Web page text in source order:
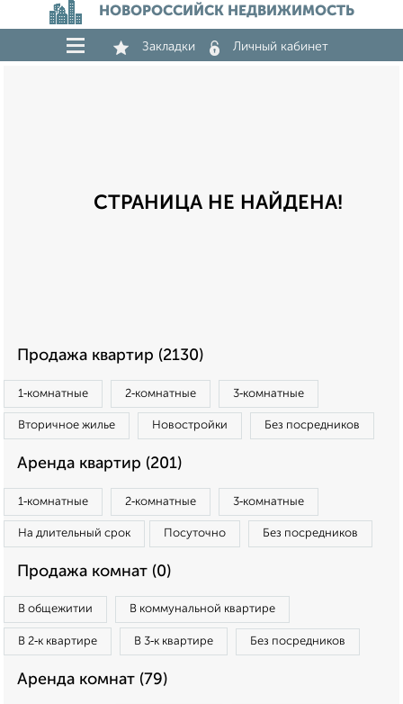
НОВОРОССИЙСК НЕДВИЖИМОСТЬ
Закладки Личный кабинет
СТРАНИЦА НЕ НАЙДЕНА!
Продажа квартир (2130)
1‑комнатные 2‑комнатные 3‑комнатные
Вторичное жилье Новостройки Без посредников
Аренда квартир (201)
1‑комнатные 2‑комнатные 3‑комнатные
На длительный срок Посуточно Без посредников
Продажа комнат (0)
В общежитии В коммунальной квартире
В 2‑к квартире В 3‑к квартире Без посредников
Аренда комнат (79)